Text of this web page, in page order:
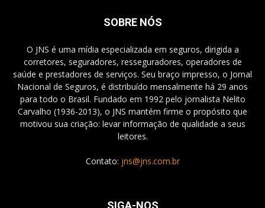
SOBRE NÓS
O JNS é uma mídia especializada em seguros, dirigida a
corretores, seguradores, resseguradores, operadores de
saúde e prestadores de serviços. Seu braço impresso, o Jornal
Nacional de Seguros, é distribuído mensalmente há 29 anos
para todo o Brasil. Fundado em 1992 pelo jornalista Nelito
Carvalho (1936-2013), o JNS mantém firme o propósito que
motivou sua criação: levar informação de qualidade a seus
leitores.
Contato: jns@jns.com.br
SIGA-NOS